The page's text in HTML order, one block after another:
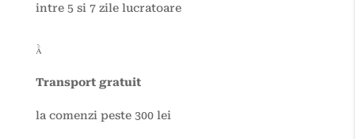
intre 5 si 7 zile lucratoare

Transport gratuit
la comenzi peste 300 lei